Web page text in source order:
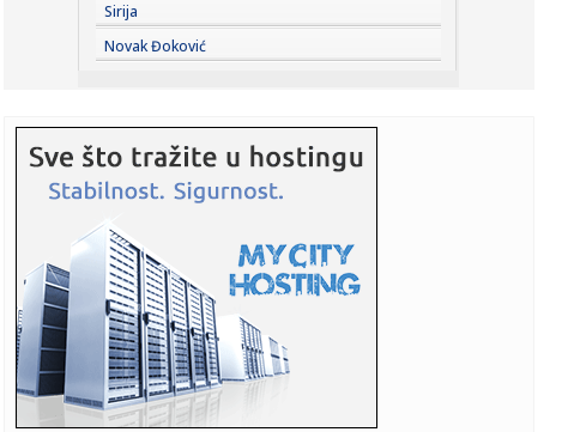
16:48:Premijerligaška "bomba": Siti našao zamenu za Rodrija u
redovim...
16:46: Tramp otkrio koga bi podržao kao svog naslednika!
Njega bi voleo...
16:45:
16:43:SF Night: POSLEDNJI DANI ULICE HRASTOVA u Concept
Cinema i CineSt...
16:40:Korejci se protiv toplotnog talasa bore psećom čorbom?!
"Ima le...
16:36:"Arktički štit" se aktivira; NATO šalje vojsku na Grenland
Sirija
Novak Đoković